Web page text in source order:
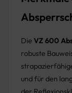
Die VZ 600
robuste
und für den